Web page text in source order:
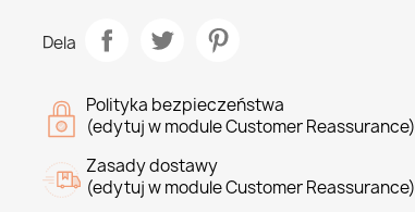
Dela
Polityka bezpieczeństwa
(edytuj w module Customer Reassurance)
Zasady dostawy
(edytuj w module Customer Reassurance)